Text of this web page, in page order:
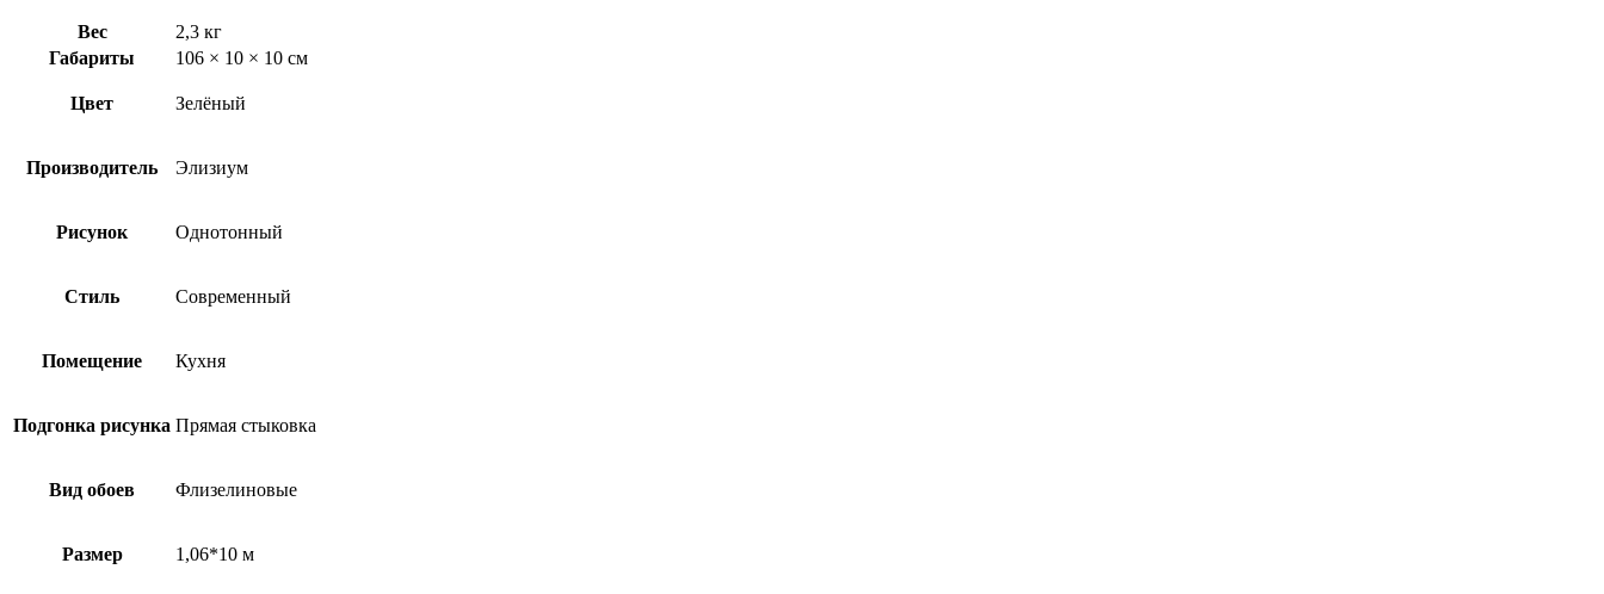
Вес
2,3 кг
Габариты
106 × 10 × 10 см
Цвет Зелёный
Производитель Элизиум
Рисунок Однотонный
Стиль Современный
Помещение Кухня
Подгонка рисунка Прямая стыковка
Вид обоев Флизелиновые
Размер 1,06*10 м